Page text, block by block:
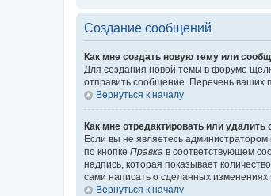
Создание сообщений
Как мне создать новую тему или
Для создания новой темы в форуме
отправить сообщение. Перечень ваших
Вернуться к началу
Как мне отредактировать или удалить
Если вы не являетесь
по кнопке Правка в соответствующем
надпись, которая показывает
сами написать о сделанных изменениях
Вернуться к началу